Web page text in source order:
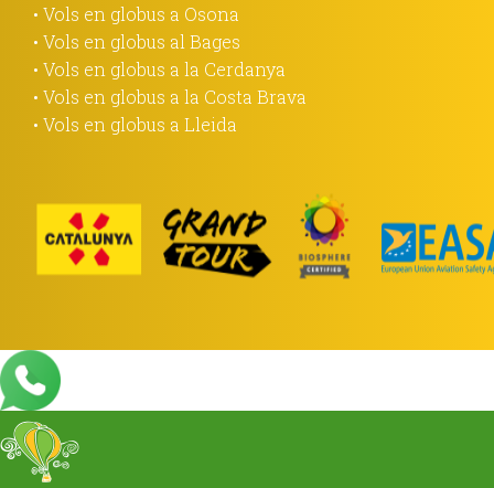
• Vols en globus a Osona
• Vols en globus al Bages
• Vols en globus a la Cerdanya
• Vols en globus a la Costa Brava
• Vols en globus a Lleida